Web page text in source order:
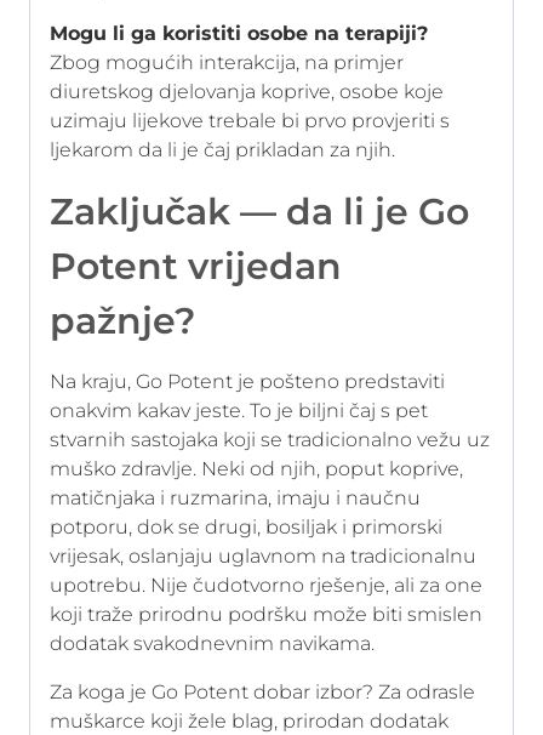
Mogu li ga koristiti osobe na terapiji?
Zbog mogućih interakcija, na primjer
diuretskog djelovanja koprive, osobe koje
uzimaju lijekove trebale bi prvo provjeriti s
ljekarom da li je čaj prikladan za njih.
Zaključak — da li je Go
Potent vrijedan
pažnje?
Na kraju, Go Potent je pošteno predstaviti
onakvim kakav jeste. To je biljni čaj s pet
stvarnih sastojaka koji se tradicionalno vežu uz
muško zdravlje. Neki od njih, poput koprive,
matičnjaka i ruzmarina, imaju i naučnu
potporu, dok se drugi, bosiljak i primorski
vrijesak, oslanjaju uglavnom na tradicionalnu
upotrebu. Nije čudotvorno rješenje, ali za one
koji traže prirodnu podršku može biti smislen
dodatak svakodnevnim navikama.
Za koga je Go Potent dobar izbor? Za odrasle
muškarce koji žele blag, prirodan dodatak